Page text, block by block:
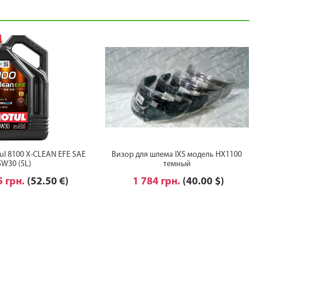
8100 X-CLEAN EFE SAE
(5L)
грн. (52.50 €)
Визор для шлема IXS модель HX1100
темный
1 784 грн. (40.00 $)